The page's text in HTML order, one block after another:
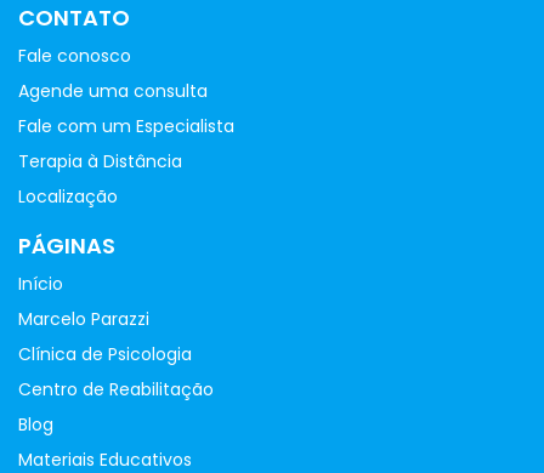
CONTATO
Fale conosco
Agende uma consulta
Fale com um Especialista
Terapia à Distância
Localização
PÁGINAS
Início
Marcelo Parazzi
Clínica de Psicologia
Centro de Reabilitação
Blog
Materiais Educativos